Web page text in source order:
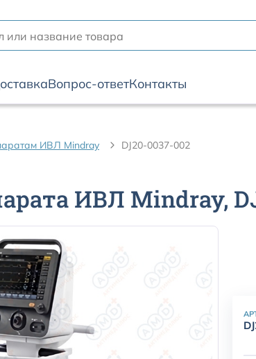
Вопрос-ответКонтакты
ИВЛ Mindray DJ20-0037-002
ИВЛ Mindray,